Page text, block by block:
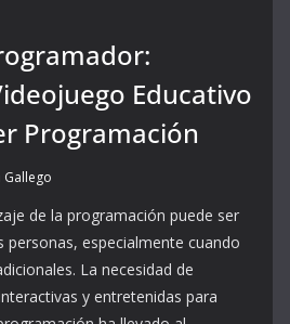
Educativo
Programación
Gallego
de la programación puede ser
personas, especialmente cuando
La necesidad de
y entretenidas para